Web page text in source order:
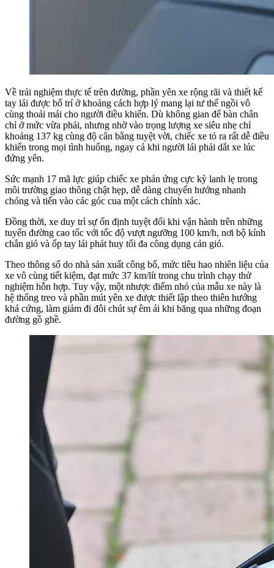
Về trải nghiệm thực tế trên đường, phần yên xe rộng rãi và thiết kế
tay lái được bố trí ở khoảng cách hợp lý mang lại tư thế ngồi vô
cùng thoải mái cho người điều khiển. Dù không gian để bàn chân
chỉ ở mức vừa phải, nhưng nhờ vào trọng lượng xe siêu nhẹ chỉ
khoảng 137 kg cùng độ cân bằng tuyệt vời, chiếc xe tỏ ra rất dễ điều
khiển trong mọi tình huống, ngay cả khi người lái phải dắt xe lúc
đứng yên.
Sức mạnh 17 mã lực giúp chiếc xe phản ứng cực kỳ lanh lẹ trong
môi trường giao thông chật hẹp, dễ dàng chuyển hướng nhanh
chóng và tiến vào các góc cua một cách chính xác.
Đồng thời, xe duy trì sự ổn định tuyệt đối khi vận hành trên những
tuyến đường cao tốc với tốc độ vượt ngưỡng 100 km/h, nơi bộ kính
chắn gió và ốp tay lái phát huy tối đa công dụng cản gió.
Theo thông số do nhà sản xuất công bố, mức tiêu hao nhiên liệu của
xe vô cùng tiết kiệm, đạt mức 37 km/lít trong chu trình chạy thử
nghiệm hỗn hợp. Tuy vậy, một nhược điểm nhỏ của mẫu xe này là
hệ thống treo và phần mút yên xe được thiết lập theo thiên hướng
khá cứng, làm giảm đi đôi chút sự êm ái khi băng qua những đoạn
đường gồ ghề.